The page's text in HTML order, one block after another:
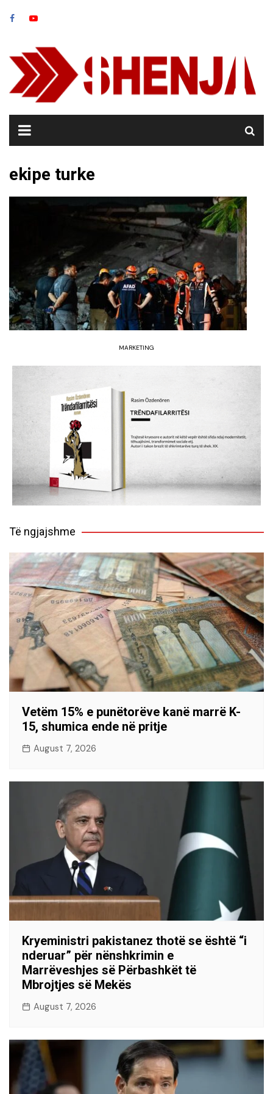
ekipe turke
MARKETING
Të ngjajshme
Vetëm 15% e punëtorëve kanë marrë K-
15, shumica ende në pritje
August 7, 2026
Kryeministri pakistanez thotë se është “i
nderuar” për nënshkrimin e
Marrëveshjes së Përbashkët të
Mbrojtjes së Mekës
August 7, 2026